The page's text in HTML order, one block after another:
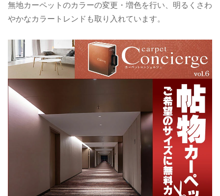
無地カーペットのカラーの変更・増色を行い、明るくさわ
やかなカラートレンドも取り入れています。